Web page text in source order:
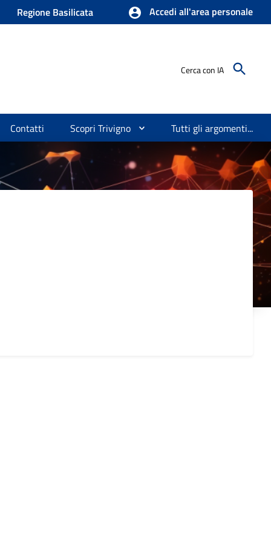
Regione Basilicata Accedi all'area personale
Cerca con IA
Contatti Scopri Trivigno Tutti gli argomenti...